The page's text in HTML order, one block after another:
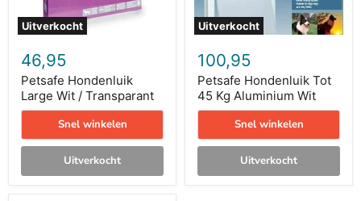
Uitverkocht
46,95
Petsafe Hondenluik
Large Wit / Transparant
Snel winkelen
Uitverkocht
Uitverkocht
100,95
Petsafe Hondenluik Tot
45 Kg Aluminium Wit
Snel winkelen
Uitverkocht